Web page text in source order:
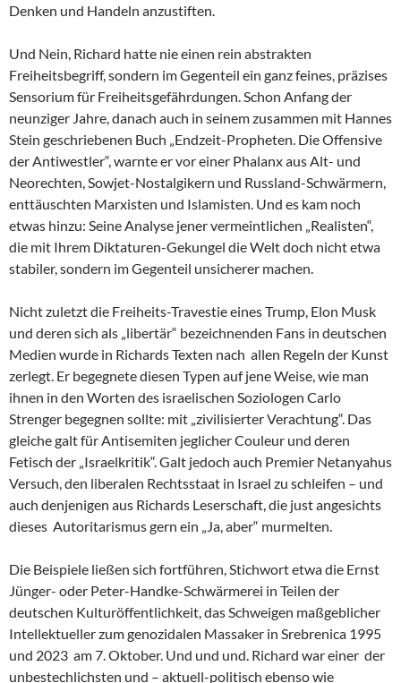
Denken und Handeln anzustiften.
Und Nein, Richard hatte nie einen rein abstrakten
Freiheitsbegriff, sondern im Gegenteil ein ganz feines, präzises
Sensorium für Freiheitsgefährdungen. Schon Anfang der
neunziger Jahre, danach auch in seinem zusammen mit Hannes
Stein geschriebenen Buch „Endzeit-Propheten. Die Offensive
der Antiwestler“, warnte er vor einer Phalanx aus Alt- und
Neorechten, Sowjet-Nostalgikern und Russland-Schwärmern,
enttäuschten Marxisten und Islamisten. Und es kam noch
etwas hinzu: Seine Analyse jener vermeintlichen „Realisten“,
die mit Ihrem Diktaturen-Gekungel die Welt doch nicht etwa
stabiler, sondern im Gegenteil unsicherer machen.
Nicht zuletzt die Freiheits-Travestie eines Trump, Elon Musk
und deren sich als „libertär“ bezeichnenden Fans in deutschen
Medien wurde in Richards Texten nach allen Regeln der Kunst
zerlegt. Er begegnete diesen Typen auf jene Weise, wie man
ihnen in den Worten des israelischen Soziologen Carlo
Strenger begegnen sollte: mit „zivilisierter Verachtung“. Das
gleiche galt für Antisemiten jeglicher Couleur und deren
Fetisch der „Israelkritik“. Galt jedoch auch Premier Netanyahus
Versuch, den liberalen Rechtsstaat in Israel zu schleifen – und
auch denjenigen aus Richards Leserschaft, die just angesichts
dieses Autoritarismus gern ein „Ja, aber“ murmelten.
Die Beispiele ließen sich fortführen, Stichwort etwa die Ernst
Jünger- oder Peter-Handke-Schwärmerei in Teilen der
deutschen Kulturöffentlichkeit, das Schweigen maßgeblicher
Intellektueller zum genozidalen Massaker in Srebrenica 1995
und 2023 am 7. Oktober. Und und und. Richard war einer der
unbestechlichsten und – aktuell-politisch ebenso wie